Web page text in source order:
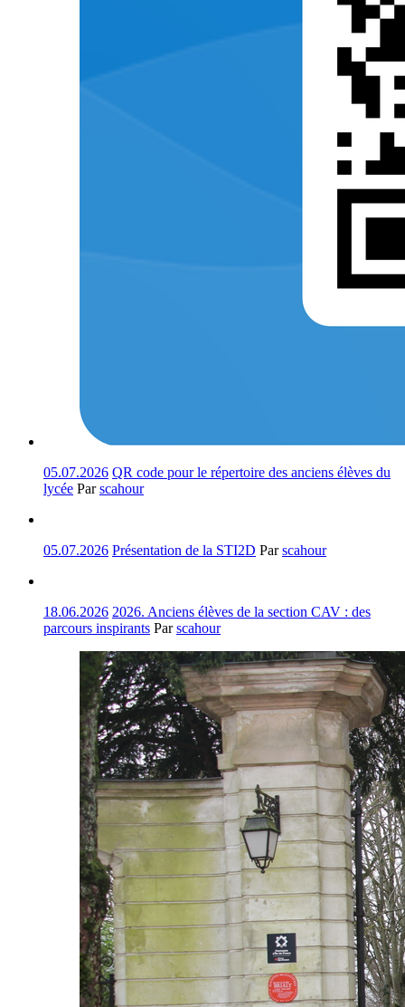
05.07.2026 QR code pour le répertoire des anciens élèves du
lycée Parscahour
05.07.2026 Présentation de la STI2D Parscahour
18.06.2026 2026. Anciens élèves de la section CAV : des
parcours inspirants Parscahour